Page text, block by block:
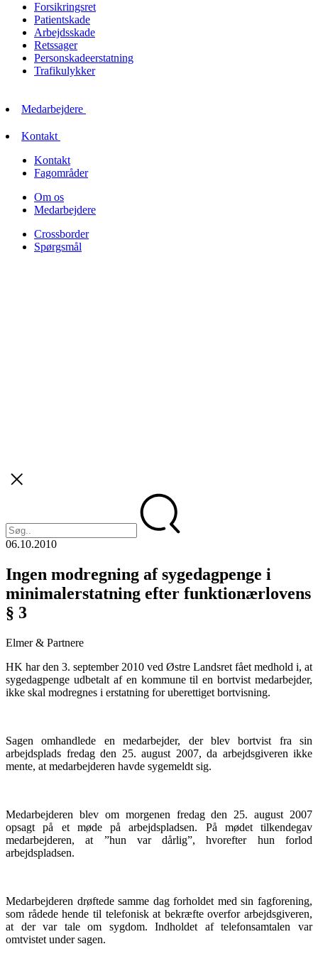
Forsikringsret
Patientskade
Arbejdsskade
Retssager
Personskadeerstatning
Trafikulykker
Medarbejdere
Kontakt
Kontakt
Fagområder
Om os
Medarbejdere
Crossborder
Spørgsmål
06.10.2010
Ingen modregning af sygedagpenge i
minimalerstatning efter funktionærlovens
§ 3
Elmer & Partnere
HK har den 3. september 2010 ved Østre Landsret fået medhold i, at
sygedagpenge udbetalt af en kommune til en bortvist medarbejder,
ikke skal modregnes i erstatning for uberettiget bortvisning.
Sagen omhandlede en medarbejder, der blev bortvist fra sin
arbejdsplads fredag den 25. august 2007, da arbejdsgiveren ikke
mente, at medarbejderen havde sygemeldt sig.
Medarbejderen blev om morgenen fredag den 25. august 2007
opsagt på et møde på arbejdspladsen. På mødet tilkendegav
medarbejderen, at ”hun var dårlig”, hvorefter hun forlod
arbejdspladsen.
Medarbejderen drøftede samme dag forholdet med sin fagforening,
som rådede hende til telefonisk at bekræfte overfor arbejdsgiveren,
at der var tale om sygdom. Indholdet af telefonsamtalen var
omtvistet under sagen.